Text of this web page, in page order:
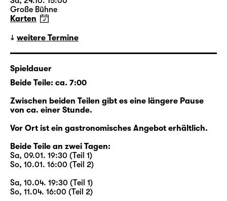
Vermächtnis ist das abgelegene Farmhaus,
das Walter dem jungen Eric zuerkennt.
Beide lernen sich eher zufällig kennen, beide
sind auf ihre Art allein: Walter ist es gewohnt,
Geschäftsverhandlungen in der ganzen Welt
unterwegs ist; Erics Freund Toby ist seit
Wochen versunken in den Proben für das
Stück, das gerade aus seinem Erfolgsroman
„Loved Boy“ entsteht. Die neue Freundschaft
zwischen Walter und Eric aber endet jäh, als
Walter plötzlich stirbt. Plötzlich zumindest für
alle anderen: Er hatte niemandem von seiner
Krebserkrankung erzählt. Aber er hat Eric
eine unbekannte Welt eröffnet.
Große Bühne
Karten
weitere Termine
Spieldauer
Beide Teile: ca. 7:00
Zwischen beiden Teilen gibt es eine längere Pause
von ca. einer Stunde.
Vor Ort ist ein gastronomisches Angebot erhältlich.
Beide Teile an zwei Tagen:
Sa, 09.01. 19:30 (Teil 1)
So, 10.01. 16:00 (Teil 2)
Sa, 10.04. 19:30 (Teil 1)
So, 11.04. 16:00 (Teil 2)